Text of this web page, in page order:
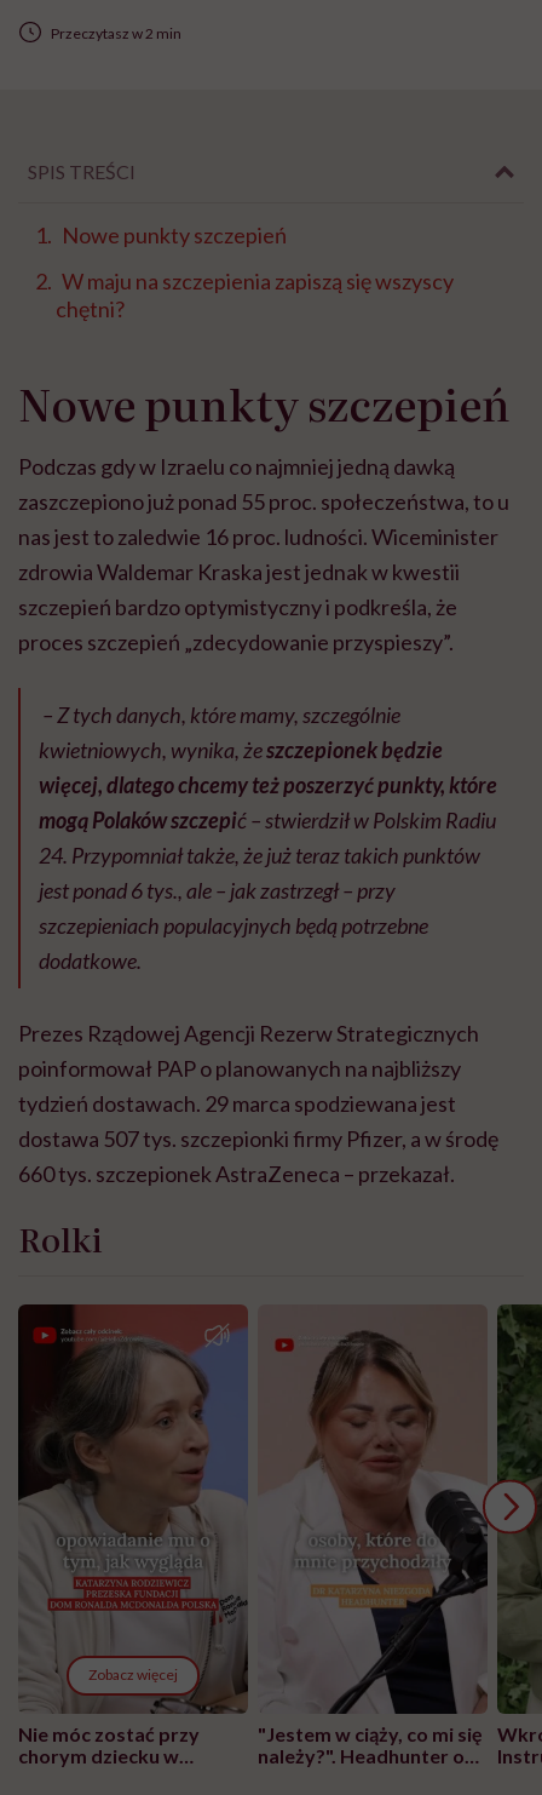
Przeczytasz w 2 min
SPIS TREŚCI
Nowe punkty szczepień
W maju na szczepienia zapiszą się wszyscy
chętni?
Nowe punkty szczepień
Podczas gdy w Izraelu co najmniej jedną dawką
zaszczepiono już ponad 55 proc. społeczeństwa, to u
nas jest to zaledwie 16 proc. ludności. Wiceminister
zdrowia Waldemar Kraska jest jednak w kwestii
szczepień bardzo optymistyczny i podkreśla, że
proces szczepień „zdecydowanie przyspieszy”.
– Z tych danych, które mamy, szczególnie
kwietniowych, wynika, żeszczepionek będzie
więcej, dlatego chcemy też poszerzyć punkty, które
mogą Polaków szczepić – stwierdził w Polskim Radiu
24. Przypomniał także, że już teraz takich punktów
jest ponad 6 tys., ale – jak zastrzegł – przy
szczepieniach populacyjnych będą potrzebne
dodatkowe.
Prezes Rządowej Agencji Rezerw Strategicznych
poinformował PAP o planowanych na najbliższy
tydzień dostawach. 29 marca spodziewana jest
dostawa 507 tys. szczepionki firmy Pfizer, a w środę
660 tys. szczepionek AstraZeneca – przekazał.
Rolki
Zobacz więcej
Nie móc zostać przy
chorym dziecku w
"Jestem w ciąży, co mi się
należy?". Headhunter o